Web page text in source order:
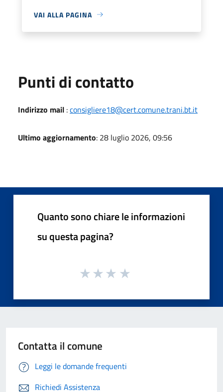
VAI ALLA PAGINA
Punti di contatto
Indirizzo mail :consigliere18@cert.comune.trani.bt.it
Ultimo aggiornamento: 28 luglio 2026, 09:56
Quanto sono chiare le informazioni
su questa pagina?
Contatta il comune
Leggi le domande frequenti
Richiedi Assistenza